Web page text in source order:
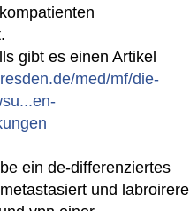
gibt es einen Artikel
med/mf/die-
ein de-differenziertes
und labroirere